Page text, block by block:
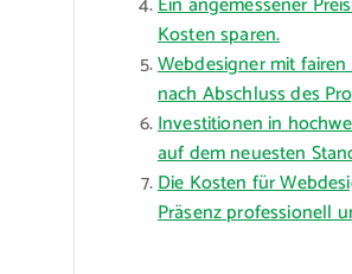
Kosten sparen.
Webdesigner mit
nach Abschluss des
Investitionen in
auf dem neuesten
Die Kosten für
Präsenz professionell